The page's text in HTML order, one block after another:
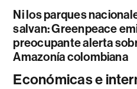
Ni los parques
salvan: Greenpeace
preocupante alerta
Amazonía colombiana
Económicas e